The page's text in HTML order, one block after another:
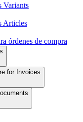
Variants
Articles
órdenes de compra
for Invoices